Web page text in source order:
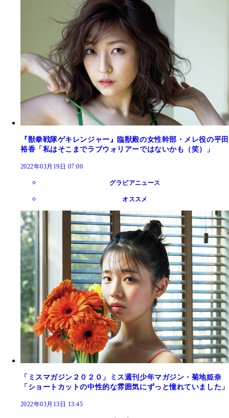
『獣拳戦隊ゲキレンジャー』臨獣殿の女性幹部・メレ役の平田
裕香「私はそこまでラブウォリアーではないかも（笑）」
2022年03月19日 07:00
グラビアニュース
オススメ
「ミスマガジン２０２０」ミス週刊少年マガジン・菊地姫奈
「ショートカットの中性的な雰囲気にずっと憧れていました」
2022年03月13日 13:45